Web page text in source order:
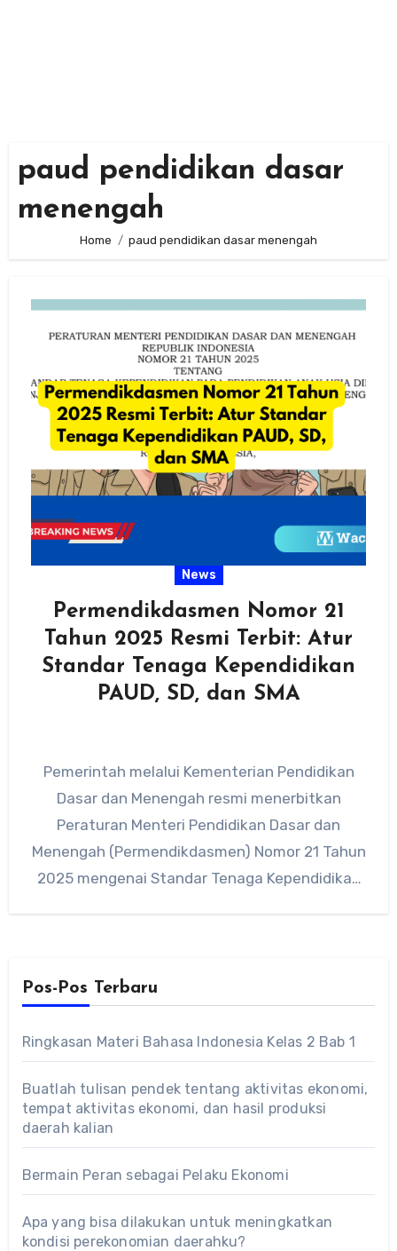
paud pendidikan dasar
menengah
Home paud pendidikan dasar menengah
News
Permendikdasmen Nomor 21
Tahun 2025 Resmi Terbit: Atur
Standar Tenaga Kependidikan
PAUD, SD, dan SMA
Pemerintah melalui Kementerian Pendidikan
Dasar dan Menengah resmi menerbitkan
Peraturan Menteri Pendidikan Dasar dan
Menengah (Permendikdasmen) Nomor 21 Tahun
2025 mengenai Standar Tenaga Kependidikan
Pos-Pos Terbaru
Ringkasan Materi Bahasa Indonesia Kelas 2 Bab 1
Buatlah tulisan pendek tentang aktivitas ekonomi,
tempat aktivitas ekonomi, dan hasil produksi
daerah kalian
Bermain Peran sebagai Pelaku Ekonomi
Apa yang bisa dilakukan untuk meningkatkan
kondisi perekonomian daerahku?